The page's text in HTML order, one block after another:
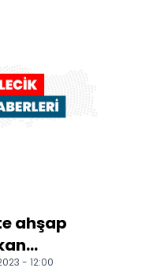
ahşap
1 kişi öldü,
- 12:00